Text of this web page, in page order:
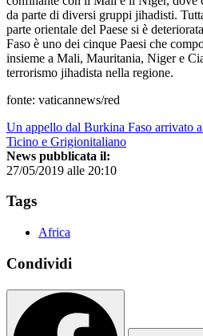
da parte di diversi gruppi jihadisti.
parte orientale del Paese si è
Faso è uno dei cinque Paesi che
insieme a Mali, Mauritania, Niger e
terrorismo jihadista nella regione.
fonte: vaticannews/red
Un appello dal Burkina Faso arrivato
Ticino e Grigionitaliano
News pubblicata il:
27/05/2019 alle 20:10
Tags
Africa
Condividi